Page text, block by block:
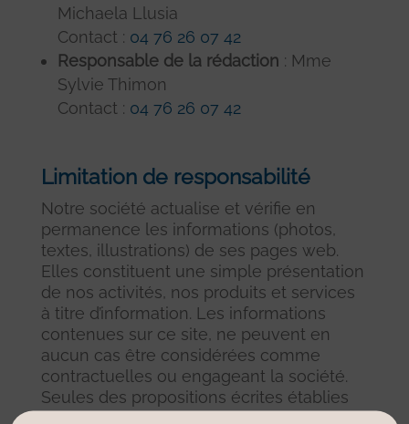
Michaela Llusia
Contact : 04 76 26 07 42
Responsable de la rédaction : Mme
Sylvie Thimon
Contact : 04 76 26 07 42
Limitation de responsabilité
Notre société actualise et vérifie en
permanence les informations (photos,
textes, illustrations) de ses pages web.
Elles constituent une simple présentation
de nos activités, nos produits et services
à titre d’information. Les informations
contenues sur ce site, ne peuvent en
aucun cas être considérées comme
contractuelles ou engageant la société.
Seules des propositions écrites établies